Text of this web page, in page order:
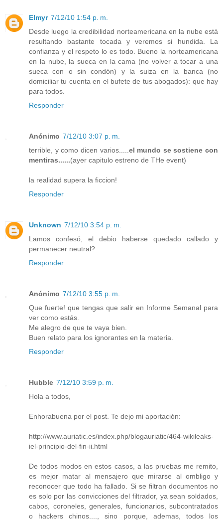
Elmyr 7/12/10 1:54 p. m.
Desde luego la credibilidad norteamericana en la nube está
resultando bastante tocada y veremos si hundida. La
confianza y el respeto lo es todo. Bueno la norteamericana
en la nube, la sueca en la cama (no volver a tocar a una
sueca con o sin condón) y la suiza en la banca (no
domiciliar tu cuenta en el bufete de tus abogados): que hay
para todos.
Responder
Anónimo 7/12/10 3:07 p. m.
terrible, y como dicen varios..... el mundo se sostiene con
mentiras......(ayer capitulo estreno de THe event)
la realidad supera la ficcion!
Responder
Unknown 7/12/10 3:54 p. m.
Lamos confesó, el debio haberse quedado callado y
permanecer neutral?
Responder
Anónimo 7/12/10 3:55 p. m.
Que fuerte! que tengas que salir en Informe Semanal para
ver como estás.
Me alegro de que te vaya bien.
Buen relato para los ignorantes en la materia.
Responder
Hubble 7/12/10 3:59 p. m.
Hola a todos,
Enhorabuena por el post. Te dejo mi aportación:
http://www.auriatic.es/index.php/blogauriatic/464-wikileaks-
iel-principio-del-fin-ii.html
De todos modos en estos casos, a las pruebas me remito,
es mejor matar al mensajero que mirarse al ombligo y
reconocer que todo ha fallado. Si se filtran documentos no
es solo por las convicciones del filtrador, ya sean soldados,
cabos, coroneles, generales, funcionarios, subcontratados
o hackers chinos...., sino porque, ademas, todos los